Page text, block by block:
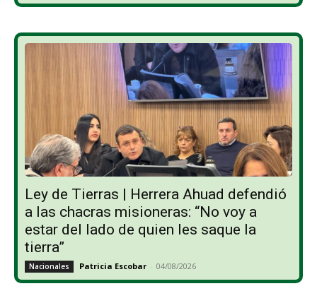
Ley de Tierras | Herrera Ahuad defendió
a las chacras misioneras: “No voy a
estar del lado de quien les saque la
tierra”
Nacionales Patricia Escobar - 04/08/2026